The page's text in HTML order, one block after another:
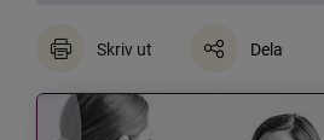
Skriv ut Dela